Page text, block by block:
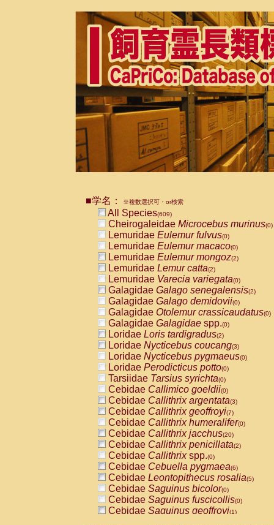
■学名： ※複数選択可・or検索
All Species(609)
Cheirogaleidae Microcebus murinus(0)
Lemuridae Eulemur fulvus(0)
Lemuridae Eulemur macaco(0)
Lemuridae Eulemur mongoz(2)
Lemuridae Lemur catta(2)
Lemuridae Varecia variegata(0)
Galagidae Galago senegalensis(2)
Galagidae Galago demidovii(0)
Galagidae Otolemur crassicaudatus(0)
Galagidae Galagidae spp.(0)
Loridae Loris tardigradus(2)
Loridae Nycticebus coucang(3)
Loridae Nycticebus pygmaeus(0)
Loridae Perodicticus potto(0)
Tarsiidae Tarsius syrichta(0)
Cebidae Callimico goeldii(0)
Cebidae Callithrix argentata(3)
Cebidae Callithrix geoffroyi(7)
Cebidae Callithrix humeralifer(0)
Cebidae Callithrix jacchus(20)
Cebidae Callithrix penicillata(2)
Cebidae Callithrixspp.(0)
Cebidae Cebuella pygmaea(6)
Cebidae Leontopithecus rosalia(5)
Cebidae Saguinus bicolor(0)
Cebidae Saguinus fuscicollis(0)
Cebidae Saguinus geoffroyi(1)